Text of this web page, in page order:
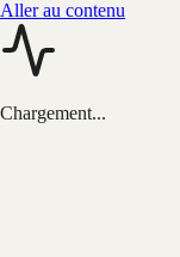
Aller au contenu
Chargement...